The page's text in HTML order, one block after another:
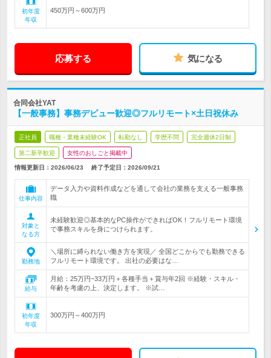
初年度
年収
450万円～600万円
応募する 気になる
合同会社YAT
【一般事務】事務デビュー歓迎◎フルリモート×土日祝休み
正社員 職種・業種未経験OK 転勤なし 学歴不問 完全週休2日制
第二新卒歓迎 女性のおしごと掲載中
情報更新日：2026/06/23 終了予定日：2026/09/21
仕事内容
データ入力や資料作成などを通して会社の業務を支える一般事務
職
対象と
なる方
未経験歓迎◎基本的なPC操作ができればOK！フルリモート環境
で事務スキルを身につけられます。
勤務地
＼場所に縛られない働き方を実現／ 全国どこからでも勤務できる
フルリモート環境です。 出社の必要はな…
給与
月給：25万円~33万円＋各種手当＋賞与年2回 ※経験・スキル・
年齢を考慮の上、決定します。 ※試…
初年度
年収
300万円～400万円